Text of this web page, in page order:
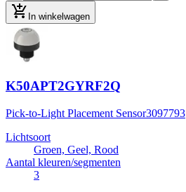
add_shopping_cart In winkelwagen
K50APT2GYRF2Q
Pick-to-Light Placement Sensor3097793
Lichtsoort
Groen, Geel, Rood
Aantal kleuren/segmenten
3